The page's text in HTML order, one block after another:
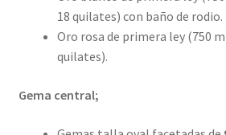
18 quilates) con baño de rodio.
Oro rosa de primera ley (750
quilates).
Gema central;